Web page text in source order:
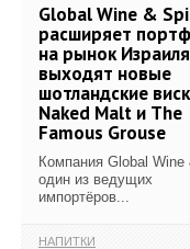
Global Wine &
расширяет
на рынок Израиля
выходят новые
шотландские
Naked Malt и The
Famous Grouse
Компания Global Wine
один из ведущих
импортёров...
НАПИТКИ